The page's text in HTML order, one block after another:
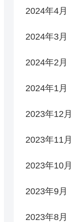
2024年4月
2024年3月
2024年2月
2024年1月
2023年12月
2023年11月
2023年10月
2023年9月
2023年8月